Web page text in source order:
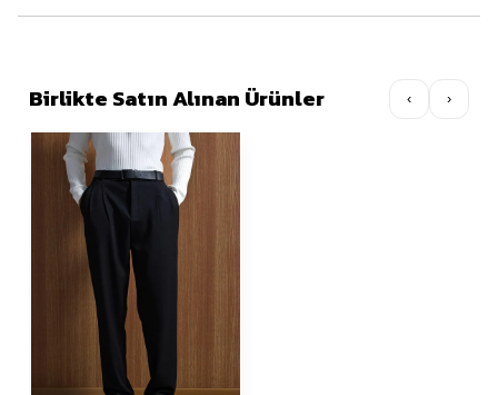
Birlikte Satın Alınan Ürünler ‹ ›